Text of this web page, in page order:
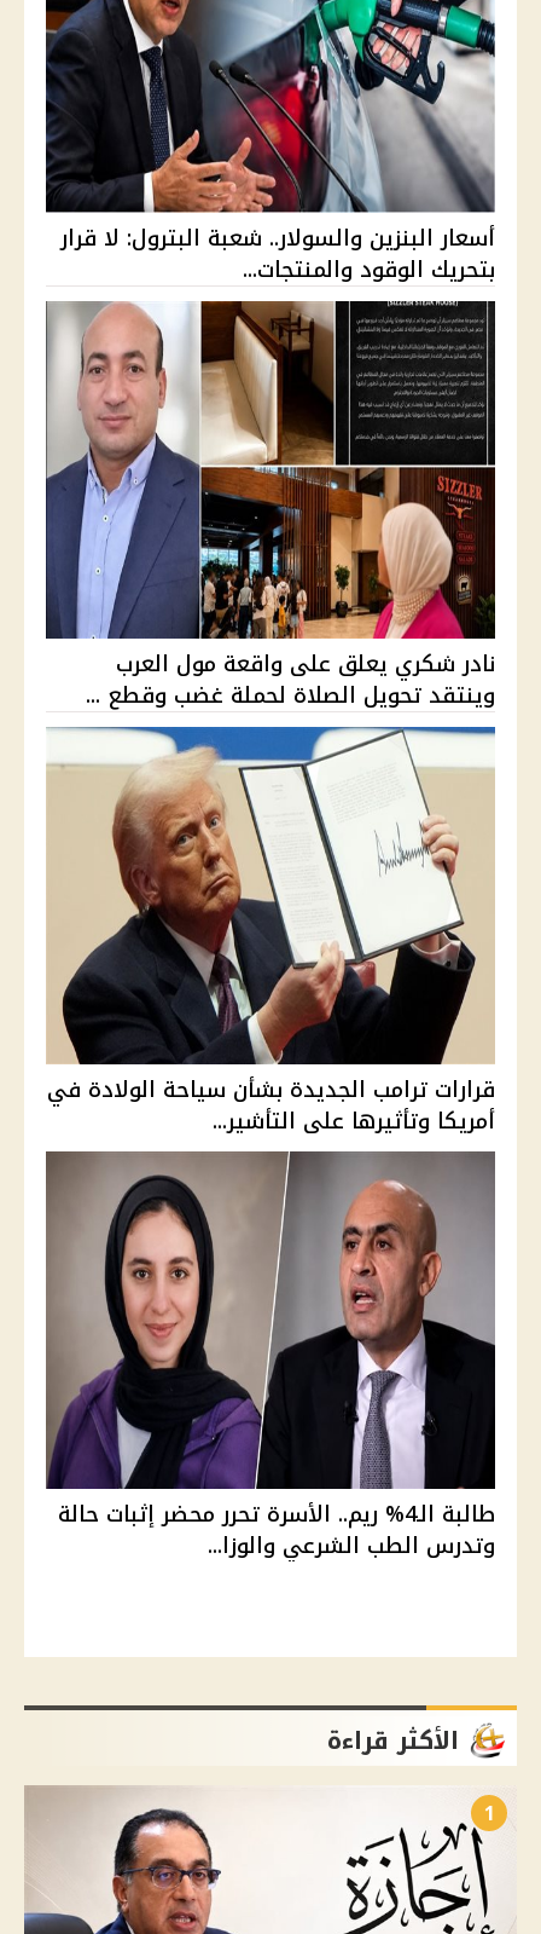
أسعار البنزين والسولار.. شعبة البترول: لا قرار
بتحريك الوقود والمنتجات...
نادر شكري يعلق على واقعة مول العرب
وينتقد تحويل الصلاة لحملة غضب وقطع ...
قرارات ترامب الجديدة بشأن سياحة الولادة في
أمريكا وتأثيرها على التأشير...
طالبة الـ4% ريم.. الأسرة تحرر محضر إثبات حالة
وتدرس الطب الشرعي والوزا...
الأكثر قراءة
1